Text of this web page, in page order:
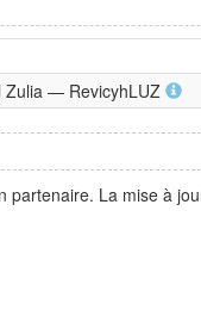
Zulia — RevicyhLUZ
La mise à